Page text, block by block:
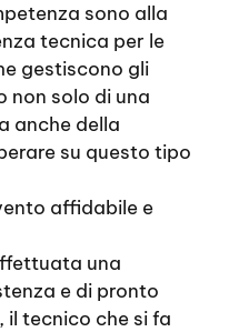
sono alla
tecnica per le
gestiscono gli
non solo di una
anche della
su questo tipo
affidabile e
una
e di pronto
il tecnico che si fa